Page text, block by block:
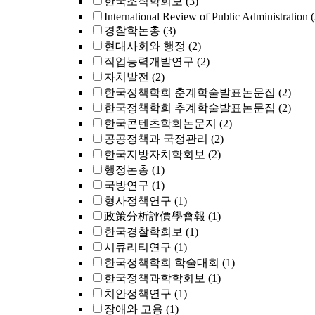
International Review of Public Administration
경찰학논총 (3)
현대사회와 행정 (2)
직업능력개발연구 (2)
자치발전 (2)
한국정책학회 춘계학술발표논문집 (2)
한국정책학회 추계학술발표논문집 (2)
한국콘텐츠학회논문지 (2)
공공정책과 국정관리 (2)
한국지방자치학회보 (2)
행정논총 (1)
국방연구 (1)
형사정책연구 (1)
政策分析評價學會報 (1)
한국경찰학회보 (1)
시큐리티연구 (1)
한국정책학회 학술대회 (1)
한국정책과학학회보 (1)
치안정책연구 (1)
장애와 고용 (1)